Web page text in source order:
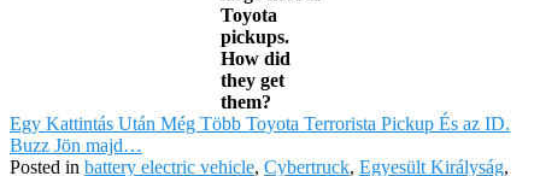
Toyota
pickups.
How did
they get
them?
Egy Kattintás Után Még Több Toyota Terrorista Pickup És az ID.
Buzz Jön majd…
Posted in battery electric vehicle, Cybertruck, Egyesült Királyság,